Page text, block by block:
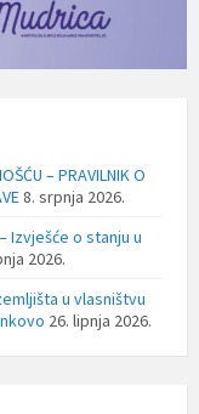
– PRAVILNIK O
8. srpnja 2026.
Izvješće o stanju u
2026.
u vlasništvu
26. lipnja 2026.